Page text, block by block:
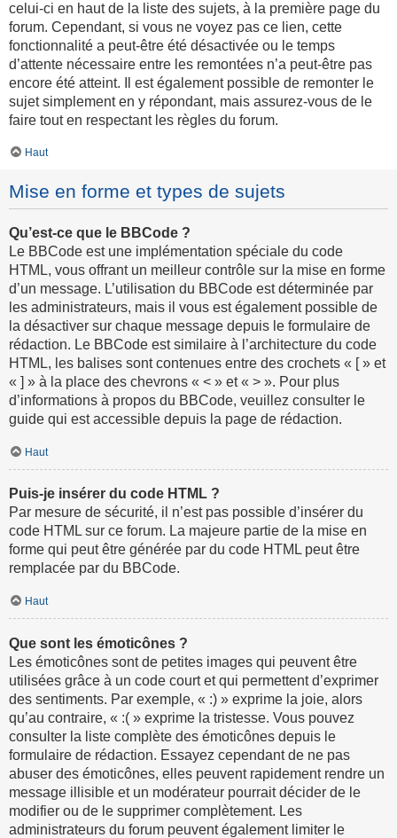
celui-ci en haut de la liste des sujets, à la première page du
forum. Cependant, si vous ne voyez pas ce lien, cette
fonctionnalité a peut-être été désactivée ou le temps
d’attente nécessaire entre les remontées n’a peut-être pas
encore été atteint. Il est également possible de remonter le
sujet simplement en y répondant, mais assurez-vous de le
faire tout en respectant les règles du forum.
Haut
Mise en forme et types de sujets
Qu’est-ce que le BBCode ?
Le BBCode est une implémentation spéciale du code
HTML, vous offrant un meilleur contrôle sur la mise en forme
d’un message. L’utilisation du BBCode est déterminée par
les administrateurs, mais il vous est également possible de
la désactiver sur chaque message depuis le formulaire de
rédaction. Le BBCode est similaire à l’architecture du code
HTML, les balises sont contenues entre des crochets « [ » et
« ] » à la place des chevrons « < » et « > ». Pour plus
d’informations à propos du BBCode, veuillez consulter le
guide qui est accessible depuis la page de rédaction.
Haut
Puis-je insérer du code HTML ?
Par mesure de sécurité, il n’est pas possible d’insérer du
code HTML sur ce forum. La majeure partie de la mise en
forme qui peut être générée par du code HTML peut être
remplacée par du BBCode.
Haut
Que sont les émoticônes ?
Les émoticônes sont de petites images qui peuvent être
utilisées grâce à un code court et qui permettent d’exprimer
des sentiments. Par exemple, « :) » exprime la joie, alors
qu’au contraire, « :( » exprime la tristesse. Vous pouvez
consulter la liste complète des émoticônes depuis le
formulaire de rédaction. Essayez cependant de ne pas
abuser des émoticônes, elles peuvent rapidement rendre un
message illisible et un modérateur pourrait décider de le
modifier ou de le supprimer complètement. Les
administrateurs du forum peuvent également limiter le